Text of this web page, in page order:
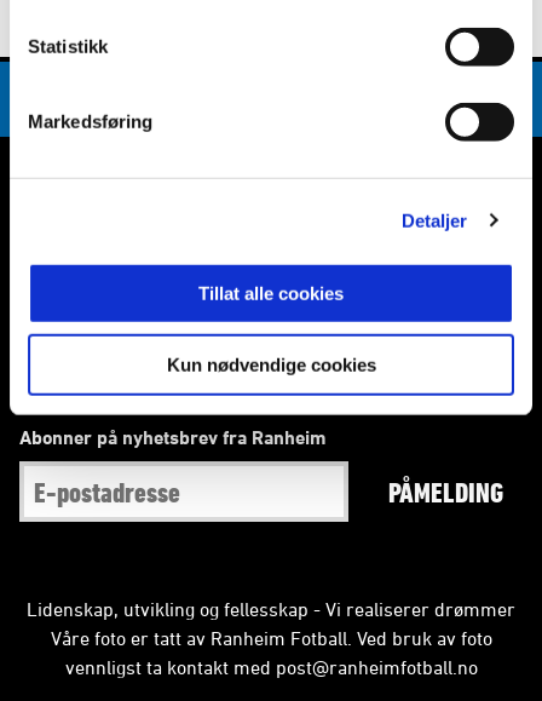
Statistikk
Markedsføring
Detaljer
Tillat alle cookies
Kun nødvendige cookies
Snapchat
Abonner på nyhetsbrev fra Ranheim
PÅMELDING
Lidenskap, utvikling og fellesskap - Vi realiserer drømmer
Våre foto er tatt av Ranheim Fotball. Ved bruk av foto
vennligst ta kontakt med post@ranheimfotball.no